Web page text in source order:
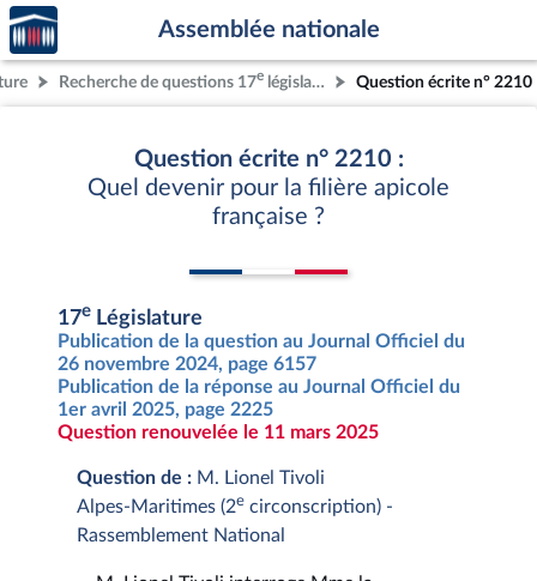
Aller au contenu
Aller en bas de la page
Accèder
à la
page
d'accueil
Assemblée nationale
Recherche de questions 17e législature Question écrite n° 2210
Question écrite n° 2210 :
Quel devenir pour la filière apicole
française ?
17e Législature
Publication de la question au Journal Officiel du
26 novembre 2024, page 6157
Publication de la réponse au Journal Officiel du
1er avril 2025, page 2225
Question renouvelée le 11 mars 2025
Question de : M. Lionel Tivoli
Alpes-Maritimes (2e circonscription) -
Rassemblement National